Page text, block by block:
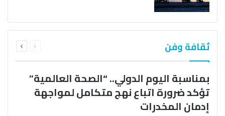
ثقافة وفن الصفحةالصفحة
بمناسبة اليوم الدولي.. “الصحة العالمية”
تؤكد ضرورة اتباع نهج متكامل لمواجهة
إدمان المخدرات